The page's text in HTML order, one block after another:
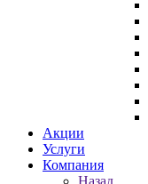
Акции
Услуги
Компания
Назад